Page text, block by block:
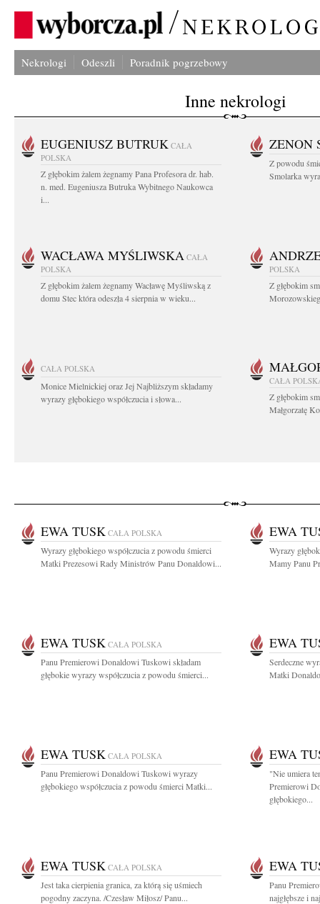
Nekrologi Odeszli Poradnik pogrzebowy
Inne nekrologi
EUGENIUSZ BUTRUK CAŁA
POLSKA
Z głębokim żalem żegnamy Pana Profesora dr. hab.
n. med. Eugeniusza Butruka Wybitnego Naukowca
i...
ZENON
Z powodu
Smolarka
WACŁAWA MYŚLIWSKA CAŁA
POLSKA
Z głębokim żalem żegnamy Wacławę Myśliwską z
domu Stec która odeszła 4 sierpnia w wieku...
POLSKA
Z głębokim
CAŁA POLSKA
Monice Mielnickiej oraz Jej Najbliższym składamy
wyrazy głębokiego współczucia i słowa...
CAŁA
Z głębokim
Małgorzatę
EWA TUSK CAŁA POLSKA
Wyrazy głębokiego współczucia z powodu śmierci
Matki Prezesowi Rady Ministrów Panu Donaldowi...
EWA
Wyrazy
Mamy Panu
EWA TUSK CAŁA POLSKA
Panu Premierowi Donaldowi Tuskowi składam
głębokie wyrazy współczucia z powodu śmierci...
EWA
Serdeczne
Matki
EWA TUSK CAŁA POLSKA
Panu Premierowi Donaldowi Tuskowi wyrazy
głębokiego współczucia z powodu śmierci Matki...
EWA
"Nie umiera
Premierowi
głębokiego...
EWA TUSK CAŁA POLSKA
Jest taka cierpienia granica, za którą się uśmiech
pogodny zaczyna. /Czesław Miłosz/ Panu...
EWA
Panu
najgłębsze i